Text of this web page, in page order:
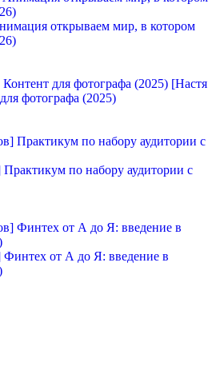
открываем мир, в котором
[Настя
фотографа (2025)
по набору аудитории с
от А до Я: введение в